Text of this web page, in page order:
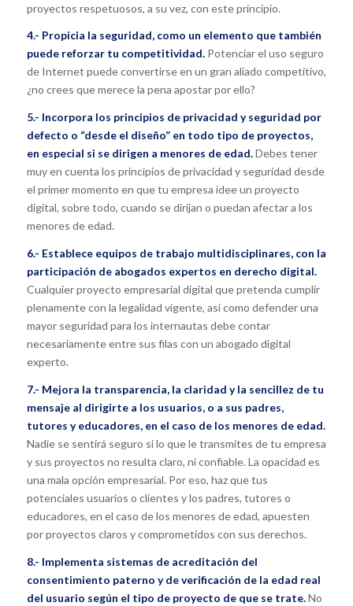
proyectos respetuosos, a su vez, con este principio.
4.- Propicia la seguridad, como un elemento que también
puede reforzar tu competitividad.Potenciar el uso seguro
de Internet puede convertirse en un gran aliado competitivo,
¿no crees que merece la pena apostar por ello?
5.- Incorpora los principios de privacidad y seguridad por
defecto o “desde el diseño” en todo tipo de proyectos,
en especial si se dirigen a menores de edad.Debes tener
muy en cuenta los principios de privacidad y seguridad desde
el primer momento en que tu empresa idee un proyecto
digital, sobre todo, cuando se dirijan o puedan afectar a los
menores de edad.
6.- Establece equipos de trabajo multidisciplinares, con la
participación de abogados expertos en derecho digital.
Cualquier proyecto empresarial digital que pretenda cumplir
plenamente con la legalidad vigente, así como defender una
mayor seguridad para los internautas debe contar
necesariamente entre sus filas con un abogado digital
experto.
7.- Mejora la transparencia, la claridad y la sencillez de tu
mensaje al dirigirte a los usuarios, o a sus padres,
tutores y educadores, en el caso de los menores de edad.
Nadie se sentirá seguro si lo que le transmites de tu empresa
y sus proyectos no resulta claro, ni confiable. La opacidad es
una mala opción empresarial. Por eso, haz que tus
potenciales usuarios o clientes y los padres, tutores o
educadores, en el caso de los menores de edad, apuesten
por proyectos claros y comprometidos con sus derechos.
8.- Implementa sistemas de acreditación del
consentimiento paterno y de verificación de la edad real
del usuario según el tipo de proyecto de que se trate.No